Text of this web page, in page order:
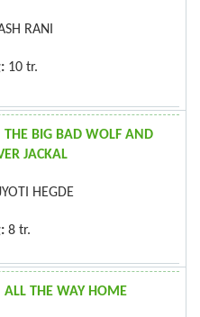
RANI
10 tr.
THE BIG BAD WOLF AND
JACKAL
HEGDE
8 tr.
ALL THE WAY HOME